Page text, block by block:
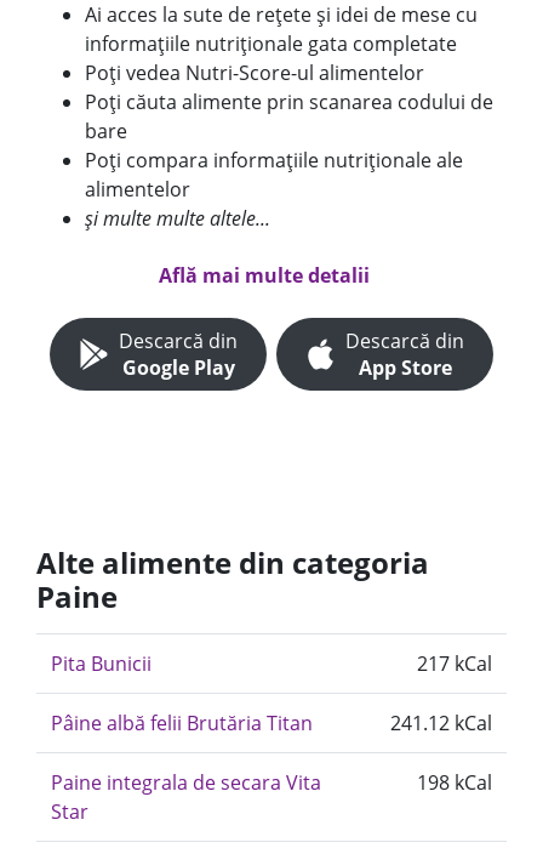
Ai acces la sute de rețete și idei de mese cu
informațiile nutriționale gata completate
Poți vedea Nutri-Score-ul alimentelor
Poți căuta alimente prin scanarea codului de
bare
Poți compara informațiile nutriționale ale
alimentelor
și multe multe altele...
Află mai multe detalii
Descarcă din
Google Play
Descarcă din
App Store
Alte alimente din categoria
Paine
Pita Bunicii 217 kCal
Pâine albă felii Brutăria Titan 241.12 kCal
Paine integrala de secara Vita
Star
198 kCal